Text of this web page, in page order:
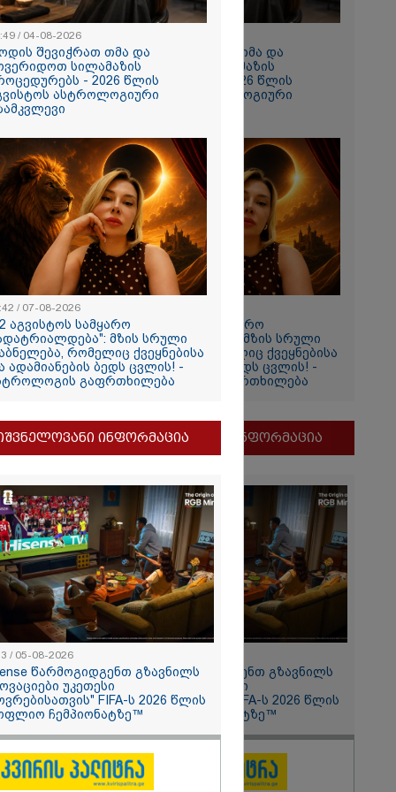
პირად
რაღაც
-
გეხვეწები"
დაკარგული
რას
დედა
როდის შევიჭრათ თმა და
მოვერიდოთ სილამაზის
პროცედურებს - 2026 წლის
აგვისტოს ასტროლოგიური
"12 აგვისტოს სამყარო
გადატრიალდება": მზის სრული
დაბნელება, რომელიც ქვეყნებისა
და ადამიანების ბედს ცვლის! -
ასტროლოგის გაფრთხილება
მნიშვნელოვანი ინფორმაცია
Hisense წარმოგიდგენთ გზავნილს
"ინოვაციები უკეთესი
ცხოვრებისათვის" FIFA-ს 2026 წლის
მსოფლიო ჩემპიონატზე™
/ 04-08-2026
შევიჭრათ თმა და
სილამაზის
- 2026 წლის
ასტროლოგიური
/ 07-08-2026
აგვისტოს სამყარო
მზის სრული
რომელიც ქვეყნებისა
ადამიანების ბედს ცვლის! -
გაფრთხილება
ინფორმაცია
/ 05-08-2026
წარმოგიდგენთ გზავნილს
უკეთესი
FIFA-ს 2026 წლის
ჩემპიონატზე™